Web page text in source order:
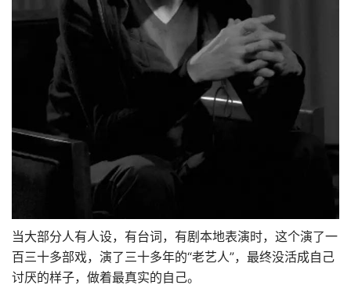
当大部分人有人设，有台词，有剧本地表演时，这个演了一
百三十多部戏，演了三十多年的“老艺人”，最终没活成自己
讨厌的样子，做着最真实的自己。